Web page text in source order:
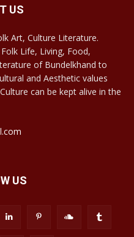
US
Art, Culture Literature.
Life, Living, Food,
of Bundelkhand to
and Aesthetic values
can be kept alive in the
US